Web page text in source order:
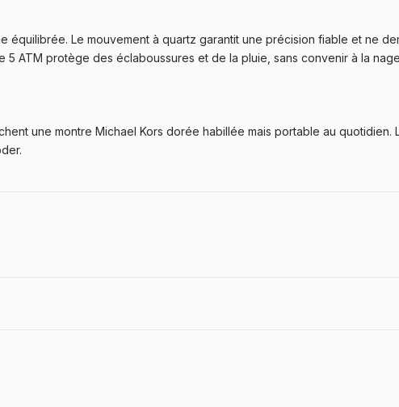
équilibrée. Le mouvement à quartz garantit une précision fiable et ne
5 ATM protège des éclaboussures et de la pluie, sans convenir à la
une montre Michael Kors dorée habillée mais portable au